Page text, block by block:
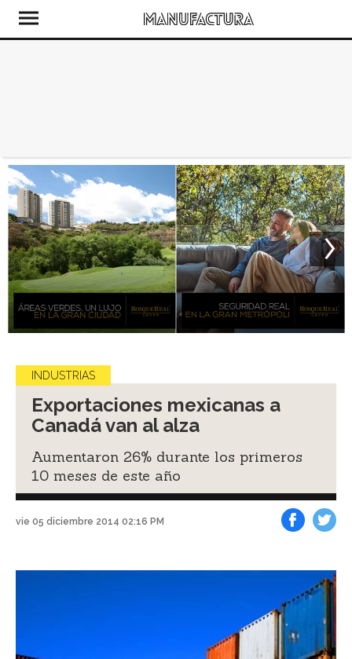
INDUSTRIAS
Exportaciones mexicanas a
Canadá van al alza
Aumentaron 26% durante los primeros
10 meses de este año
vie 05 diciembre 2014 02:16 PM